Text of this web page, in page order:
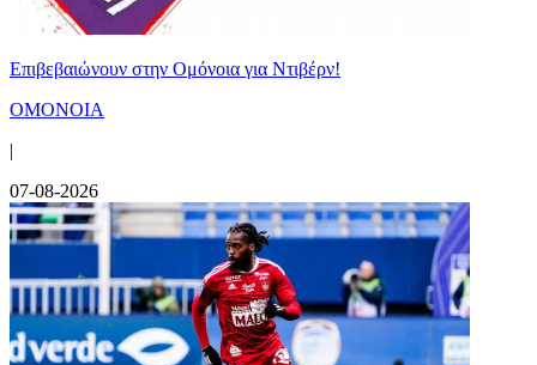
Επιβεβαιώνουν στην Ομόνοια για Ντιβέρν!
ΟΜΟΝΟΙΑ
|
07-08-2026